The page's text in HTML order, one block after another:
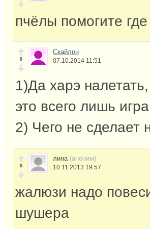
пчёлы помогите
0
Скайлон
07.10.2014 11:51
1)Да харэ
это всего лишь
2) Чего не сделает
0
лина (аноним)
10.11.2013 19:57
жалюзи надо
шушера